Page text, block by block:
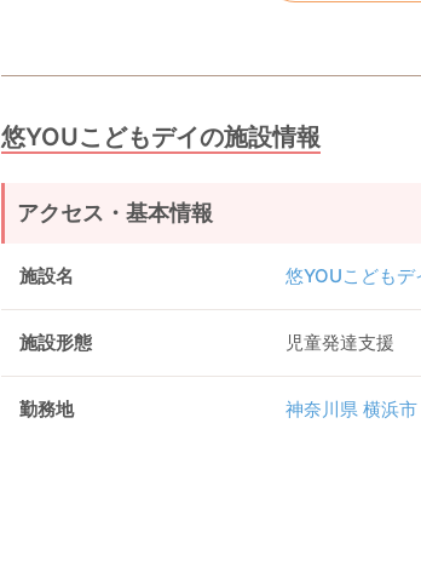
悠YOUこどもデイの施設情報
アクセス・基本情報
施設名 悠YOUこどもデ
施設形態 児童発達支援
勤務地 神奈川県 横浜市